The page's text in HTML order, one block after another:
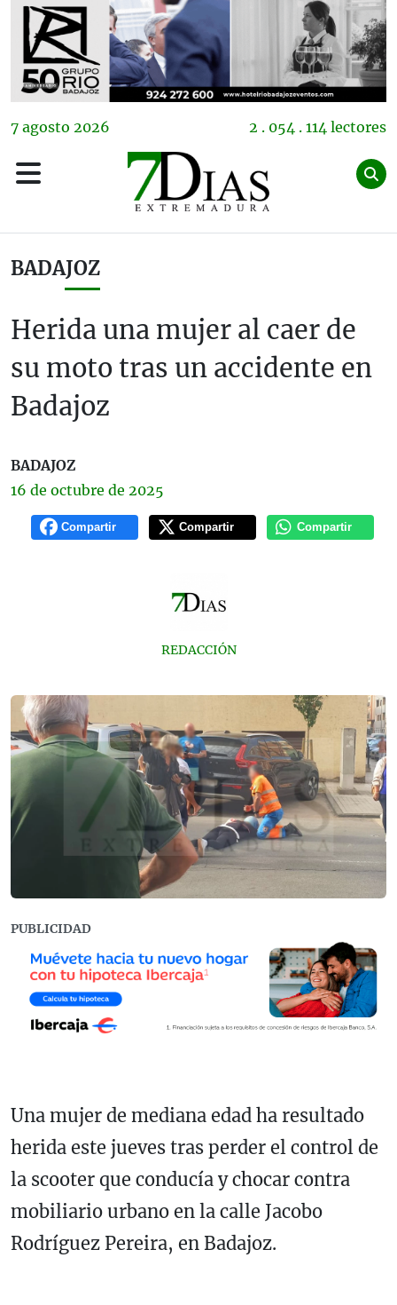
7 agosto 2026 2 . 054 . 114 lectores
BADAJOZ
Herida una mujer al caer de
su moto tras un accidente en
Badajoz
BADAJOZ
16 de octubre de 2025
Compartir Compartir Compartir
REDACCIÓN
PUBLICIDAD
Una mujer de mediana edad ha resultado
herida este jueves tras perder el control de
la scooter que conducía y chocar contra
mobiliario urbano en la calle Jacobo
Rodríguez Pereira, en Badajoz.